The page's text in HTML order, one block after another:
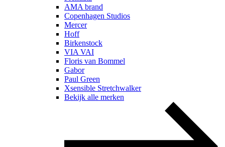
AMA brand
Copenhagen Studios
Mercer
Hoff
Birkenstock
VIA VAI
Floris van Bommel
Gabor
Paul Green
Xsensible Stretchwalker
Bekijk alle merken